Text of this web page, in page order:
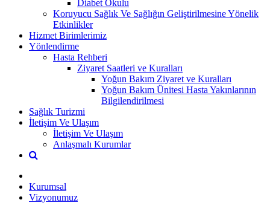
Diabet Okulu
Koruyucu Sağlık Ve Sağlığın Geliştirilmesine Yönelik
Etkinlikler
Hizmet Birimlerimiz
Yönlendirme
Hasta Rehberi
Ziyaret Saatleri ve Kuralları
Yoğun Bakım Ziyaret ve Kuralları
Yoğun Bakım Ünitesi Hasta Yakınlarının
Bilgilendirilmesi
Sağlık Turizmi
İletişim Ve Ulaşım
İletişim Ve Ulaşım
Anlaşmalı Kurumlar
Kurumsal
Vizyonumuz